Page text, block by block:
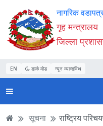
Accessibility
Mode
सुरु
गर्नुहोस्
सामाग्री
पढ्नुहाेस्
नेभिगेसन
पढ्नुहाेस्
वेबसाइट
खोजमा
जानुहोस्
नागरिक
गृह मन्त्रालय
जिल्ला
EN डार्क मोड न्यून व्यान्डविथ
सूचना राष्ट्रिय